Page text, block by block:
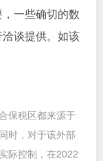
一些确切的数
谈提供。如该
保税区都来源于
时，对于该外部
际控制，在2022